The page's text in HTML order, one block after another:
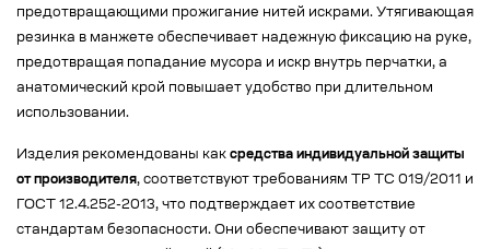
предотвращающими прожигание нитей искрами. Утягивающая
резинка в манжете обеспечивает надежную фиксацию на руке,
предотвращая попадание мусора и искр внутрь перчатки, а
анатомический крой повышает удобство при длительном
использовании.
Изделия рекомендованы как средства индивидуальной защиты
от производителя, соответствуют требованиям ТР ТС 019/2011 и
ГОСТ 12.4.252-2013, что подтверждает их соответствие
стандартам безопасности. Они обеспечивают защиту от